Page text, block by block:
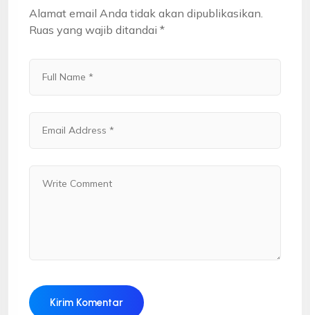
Alamat email Anda tidak akan dipublikasikan.
Ruas yang wajib ditandai *